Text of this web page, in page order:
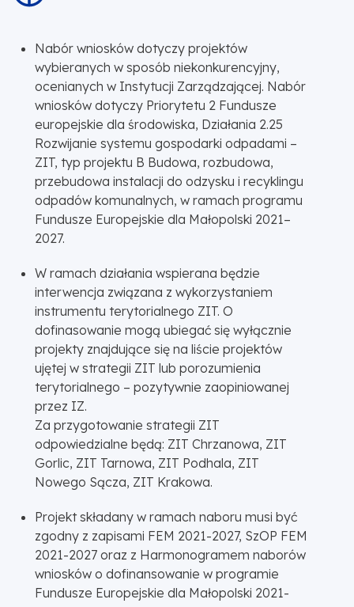
Nabór wniosków dotyczy projektów
wybieranych w sposób niekonkurencyjny,
ocenianych w Instytucji Zarządzającej. Nabór
wniosków dotyczy Priorytetu 2 Fundusze
europejskie dla środowiska, Działania 2.25
Rozwijanie systemu gospodarki odpadami –
ZIT, typ projektu B Budowa, rozbudowa,
przebudowa instalacji do odzysku i recyklingu
odpadów komunalnych, w ramach programu
Fundusze Europejskie dla Małopolski 2021–
2027.
W ramach działania wspierana będzie
interwencja związana z wykorzystaniem
instrumentu terytorialnego ZIT. O
dofinasowanie mogą ubiegać się wyłącznie
projekty znajdujące się na liście projektów
ujętej w strategii ZIT lub porozumienia
terytorialnego – pozytywnie zaopiniowanej
przez IZ.
Za przygotowanie strategii ZIT
odpowiedzialne będą: ZIT Chrzanowa, ZIT
Gorlic, ZIT Tarnowa, ZIT Podhala, ZIT
Nowego Sącza, ZIT Krakowa.
Projekt składany w ramach naboru musi być
zgodny z zapisami FEM 2021-2027, SzOP FEM
2021-2027 oraz z Harmonogramem naborów
wniosków o dofinansowanie w programie
Fundusze Europejskie dla Małopolski 2021-